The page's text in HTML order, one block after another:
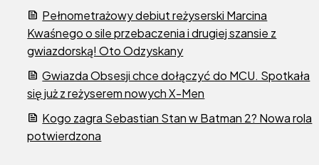
Pełnometrażowy debiut reżyserski Marcina
Kwaśnego o sile przebaczenia i drugiej szansie z
gwiazdorską! Oto Odzyskany
Gwiazda Obsesji chce dołączyć do MCU. Spotkała
się już z reżyserem nowych X-Men
Kogo zagra Sebastian Stan w Batman 2? Nowa rola
potwierdzona